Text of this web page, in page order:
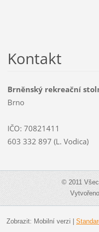
Kontakt
Brněnský rekreační
Brno
IČO: 70821411
603 332 897 (L. Vodica)
© 2011
Zobrazit: Mobilní verzi